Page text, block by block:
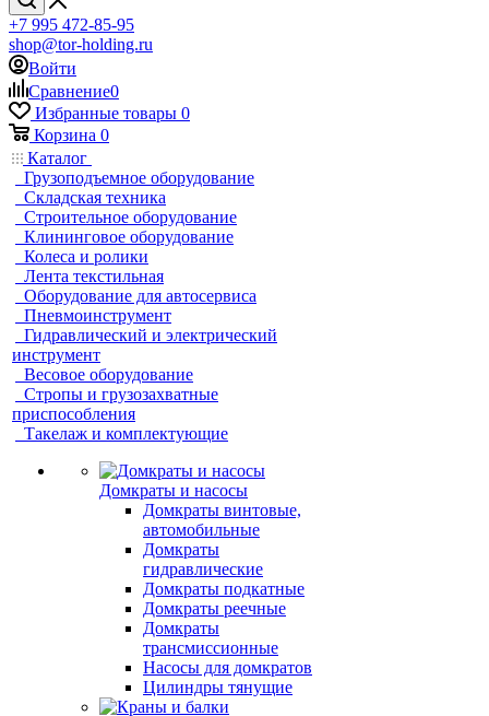
+7 995 472-85-95
shop@tor-holding.ru
Войти
Сравнение0
Избранные товары 0
Корзина 0
Каталог
Грузоподъемное оборудование
Складская техника
Строительное оборудование
Клининговое оборудование
Колеса и ролики
Лента текстильная
Оборудование для автосервиса
Пневмоинструмент
Гидравлический и электрический
инструмент
Весовое оборудование
Стропы и грузозахватные
приспособления
Такелаж и комплектующие
Домкраты и насосы
Домкраты винтовые,
автомобильные
Домкраты
гидравлические
Домкраты подкатные
Домкраты реечные
Домкраты
трансмиссионные
Насосы для домкратов
Цилиндры тянущие